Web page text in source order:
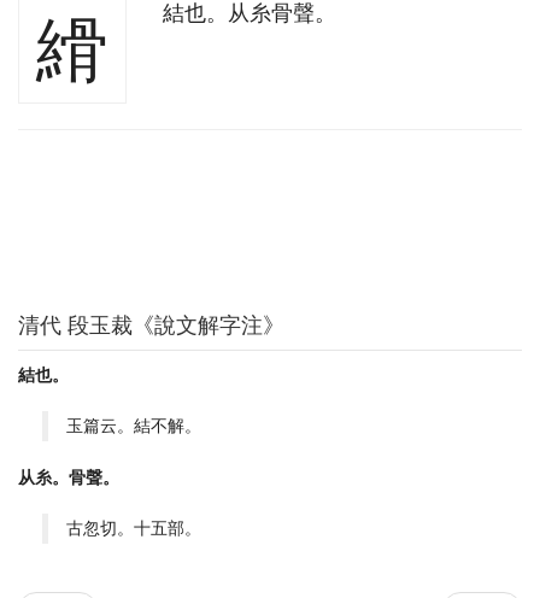
縎 結也。从糸骨聲。
清代 段玉裁《說文解字注》
結也。
玉篇云。結不解。
从糸。骨聲。
古忽切。十五部。